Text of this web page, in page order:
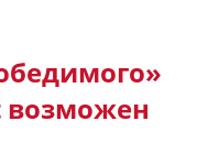
возможен